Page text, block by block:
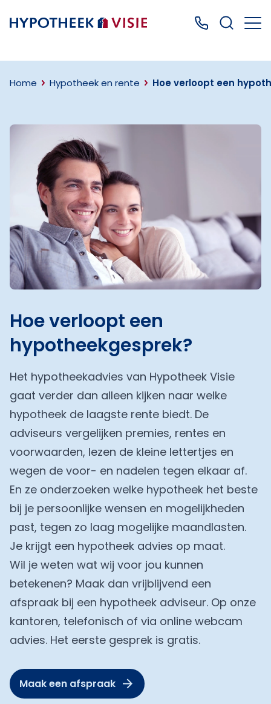
Terug naar home Bel ons: 0499
Home Hypotheek en rente Hoe verloopt een
Hoe verloopt een
hypotheekgesprek?
Het hypotheekadvies van Hypotheek Visie
gaat verder dan alleen kijken naar welke
hypotheek de laagste rente biedt. De
adviseurs vergelijken premies, rentes en
voorwaarden, lezen de kleine lettertjes en
wegen de voor- en nadelen tegen elkaar af.
En ze onderzoeken welke hypotheek het beste
bij je persoonlijke wensen en mogelijkheden
past, tegen zo laag mogelijke maandlasten.
Je krijgt een hypotheek advies op maat.
Wil je weten wat wij voor jou kunnen
betekenen? Maak dan vrijblijvend een
afspraak bij een hypotheek adviseur. Op onze
kantoren, telefonisch of via online webcam
advies. Het eerste gesprek is gratis.
Maak een afspraak